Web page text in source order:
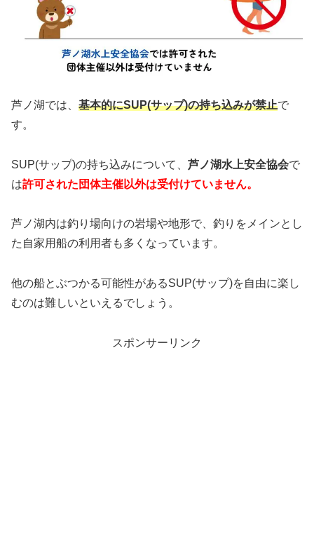
芦ノ湖では、 基本的にSUP(サップ)の持ち込みが禁止で
す。
SUP(サップ)の持ち込みについて、 芦ノ湖水上安全協会で
は許可された団体主催以外は受付けていません。
芦ノ湖内は釣り場向けの岩場や地形で、釣りをメインとし
た自家用船の利用者も多くなっています。
他の船とぶつかる可能性があるSUP(サップ)を自由に楽し
むのは難しいといえるでしょう。
スポンサーリンク